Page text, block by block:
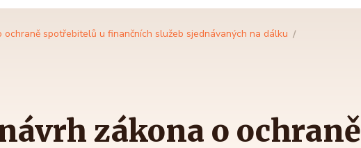
spotřebitelů u finančních služeb sjednávaných na dálku
zákona o ochraně